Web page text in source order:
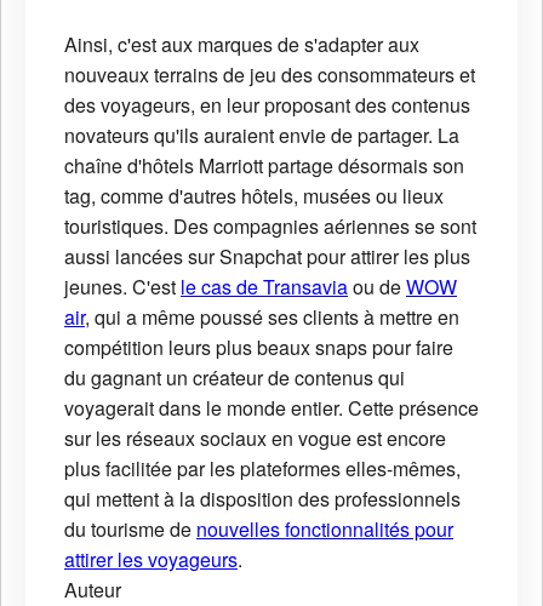
Ainsi, c'est aux marques de s'adapter aux
nouveaux terrains de jeu des consommateurs et
des voyageurs, en leur proposant des contenus
novateurs qu'ils auraient envie de partager. La
chaîne d'hôtels Marriott partage désormais son
tag, comme d'autres hôtels, musées ou lieux
touristiques. Des compagnies aériennes se sont
aussi lancées sur Snapchat pour attirer les plus
jeunes. C'est le cas de Transaviaou deWOW
air, qui a même poussé ses clients à mettre en
compétition leurs plus beaux snaps pour faire
du gagnant un créateur de contenus qui
voyagerait dans le monde entier. Cette présence
sur les réseaux sociaux en vogue est encore
plus facilitée par les plateformes elles-mêmes,
qui mettent à la disposition des professionnels
du tourisme de nouvelles fonctionnalités pour
attirer les voyageurs.
Auteur